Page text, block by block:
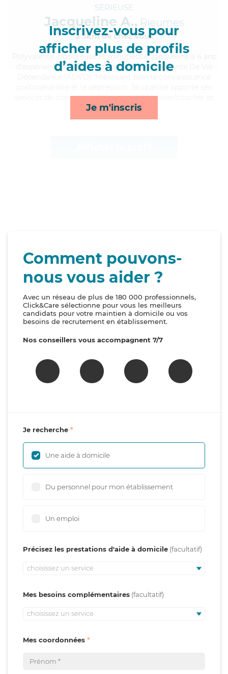
Inscrivez-vous pour
afficher plus de profils
d’aides à domicile
Je m'inscris
SÉRIEUSE
Jacqueline A., Rieumes
à 5km de chez Vous
, rigoureuse et minutieuse, Jacqueline a 4 ans
d'expérience et possède un diplôme d'Assistante De Vie
services de compagnie/loisirs, mobilité, lever/coucher et
ménage*
Comment pouvons-
nous vous aider ?
Avec un réseau de plus de 180 000 professionnels,
Click&Care sélectionne pour vous les meilleurs
candidats pour votre maintien à domicile ou vos
besoins de recrutement en établissement.
Nos conseillers vous accompagnent 7/7
Je recherche
Une aide à domicile
Du personnel pour mon établissement
Un emploi
Précisez les prestations d'aide à domicile
choisissez un service
Mes besoins complémentaires
choisissez un service
Mes coordonnées